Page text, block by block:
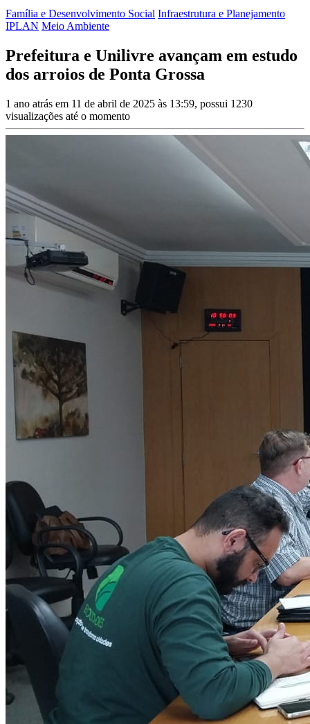
Família e Desenvolvimento Social Infraestrutura e Planejamento
IPLAN Meio Ambiente
Prefeitura e Unilivre avançam em estudo
dos arroios de Ponta Grossa
1 ano atrás em 11 de abril de 2025 às 13:59, possui 1230
visualizações até o momento